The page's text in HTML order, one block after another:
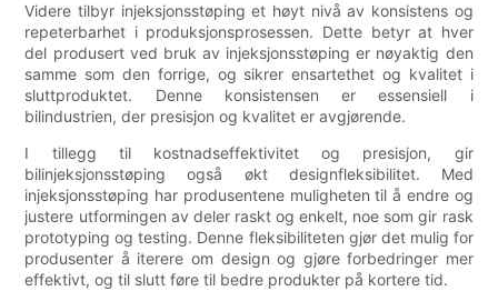
Videre tilbyr injeksjonsstøping et høyt nivå av konsistens og
repeterbarhet i produksjonsprosessen. Dette betyr at hver
del produsert ved bruk av injeksjonsstøping er nøyaktig den
samme som den forrige, og sikrer ensartethet og kvalitet i
sluttproduktet. Denne konsistensen er essensiell i
bilindustrien, der presisjon og kvalitet er avgjørende.
I tillegg til kostnadseffektivitet og presisjon, gir
bilinjeksjonsstøping også økt designfleksibilitet. Med
injeksjonsstøping har produsentene muligheten til å endre og
justere utformingen av deler raskt og enkelt, noe som gir rask
prototyping og testing. Denne fleksibiliteten gjør det mulig for
produsenter å iterere om design og gjøre forbedringer mer
effektivt, og til slutt føre til bedre produkter på kortere tid.